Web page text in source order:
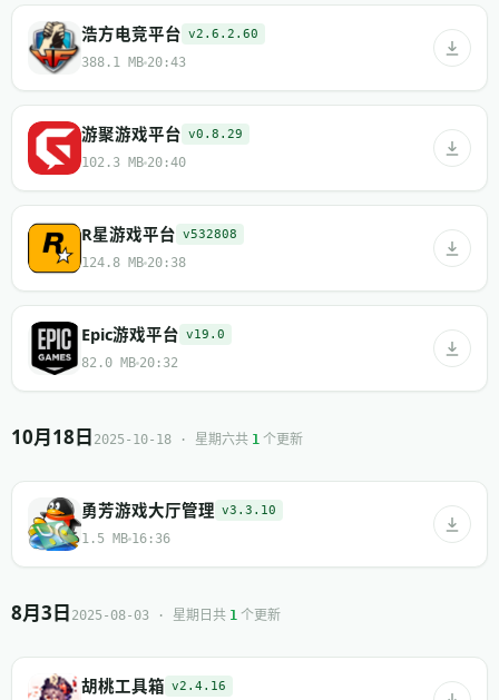
浩方电竞平台 v2.6.2.60
388.1 MB 20:43
游聚游戏平台 v0.8.29
102.3 MB 20:40
R星游戏平台 v532808
124.8 MB 20:38
Epic游戏平台 v19.0
82.0 MB 20:32
10月18日 2025-10-18 · 星期六共 1 个更新
勇芳游戏大厅管理 v3.3.10
1.5 MB 16:36
8月3日 2025-08-03 · 星期日 共 1 个更新
胡桃工具箱 v2.4.16